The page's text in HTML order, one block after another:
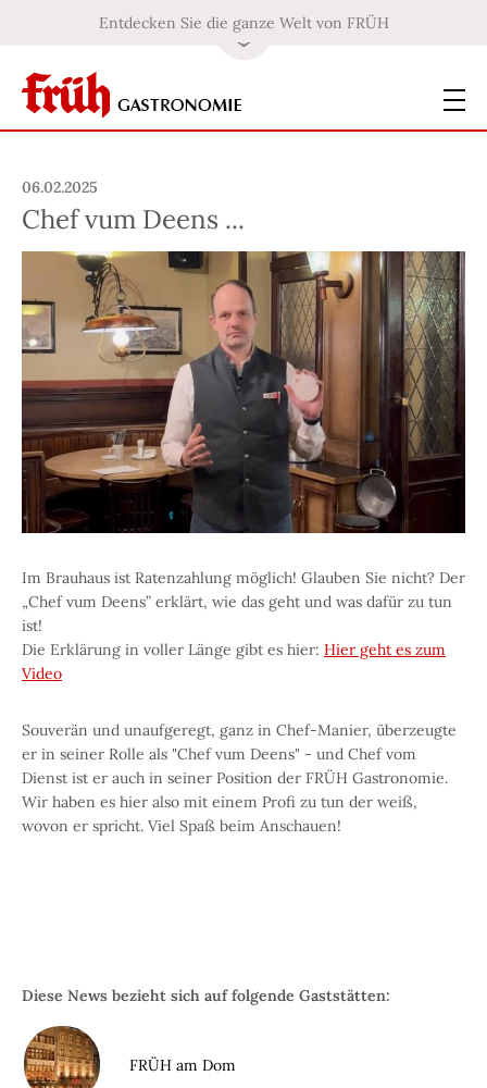
Entdecken Sie die ganze Welt von FRÜH
06.02.2025
Chef vum Deens ...
Im Brauhaus ist Ratenzahlung möglich! Glauben Sie nicht? Der
„Chef vum Deens” erklärt, wie das geht und was dafür zu tun
ist!
Die Erklärung in voller Länge gibt es hier: Hier geht es zum
Video
Souverän und unaufgeregt, ganz in Chef-Manier, überzeugte
er in seiner Rolle als "Chef vum Deens" - und Chef vom
Dienst ist er auch in seiner Position der FRÜH Gastronomie.
Wir haben es hier also mit einem Profi zu tun der weiß,
wovon er spricht. Viel Spaß beim Anschauen!
Diese News bezieht sich auf folgende Gaststätten:
FRÜH am Dom